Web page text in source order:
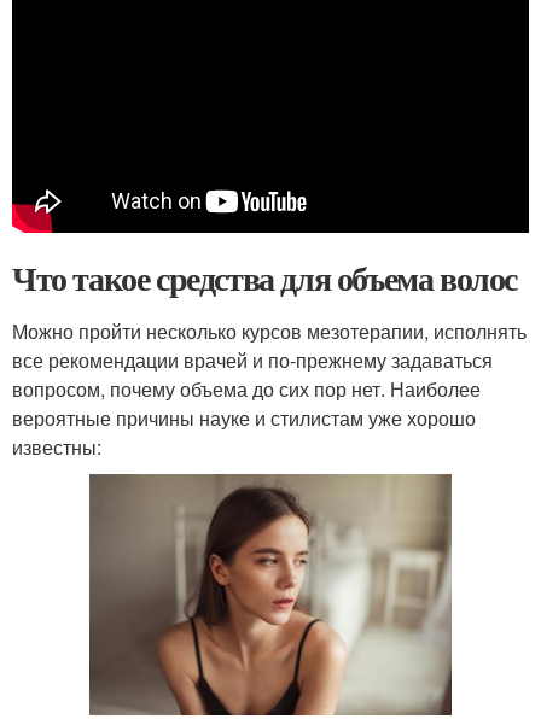
Что такое средства для объема волос
Можно пройти несколько курсов мезотерапии, исполнять
все рекомендации врачей и по-прежнему задаваться
вопросом, почему объема до сих пор нет. Наиболее
вероятные причины науке и стилистам уже хорошо
известны: